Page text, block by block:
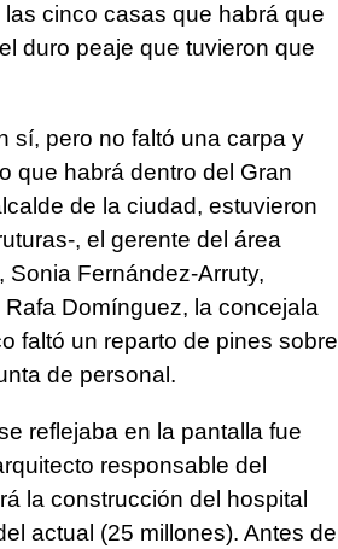
cinco casas que habrá que
duro peaje que tuvieron que
sí, pero no faltó una carpa y
que habrá dentro del Gran
de la ciudad, estuvieron
, el gerente del área
Fernández-Arruty,
Domínguez, la concejala
faltó un reparto de pines sobre
de personal.
reflejaba en la pantalla fue
responsable del
la construcción del hospital
actual (25 millones). Antes de